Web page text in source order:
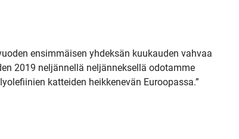
ensimmäisen yhdeksän kuukauden vahvaa
2019 neljännellä neljänneksellä odotamme
katteiden heikkenevän Euroopassa.”